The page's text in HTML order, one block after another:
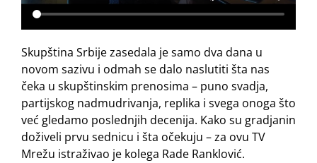
Skupština Srbije zasedala je samo dva dana u
novom sazivu i odmah se dalo naslutiti šta nas
čeka u skupštinskim prenosima – puno svadja,
partijskog nadmudrivanja, replika i svega onoga što
već gledamo poslednjih decenija. Kako su gradjanin
doživeli prvu sednicu i šta očekuju – za ovu TV
Mrežu istraživao je kolega Rade Ranklović.